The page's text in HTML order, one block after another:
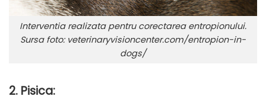
Interventia realizata pentru corectarea entropionului.
Sursa foto: veterinaryvisioncenter.com/entropion-in-
dogs/
2. Pisica: